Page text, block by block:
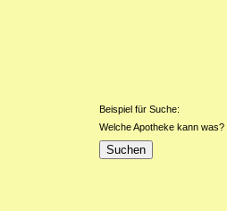
Beispiel für Suche:
Welche Apotheke kann was?